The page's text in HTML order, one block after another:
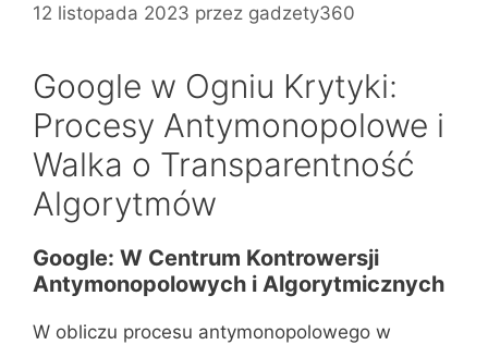
12 listopada 2023 przez gadzety360
Google w Ogniu Krytyki:
Procesy Antymonopolowe i
Walka o Transparentność
Algorytmów
Google: W Centrum Kontrowersji
Antymonopolowych i Algorytmicznych
W obliczu procesu antymonopolowego w